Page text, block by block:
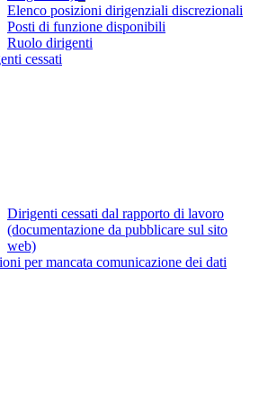
Elenco posizioni dirigenziali discrezionali
Posti di funzione disponibili
Ruolo dirigenti
cessati
Dirigenti cessati dal rapporto di lavoro
(documentazione da pubblicare sul sito
web)
per mancata comunicazione dei dati